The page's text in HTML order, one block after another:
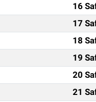
16
17
18
19
20
21